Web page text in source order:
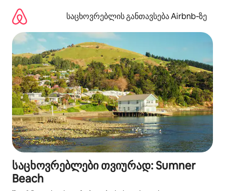
გადასვლა
საცხოვრებლის განთავსება Airbnb‑ზე
საცხოვრებლები თვიურად: Sumner
Beach